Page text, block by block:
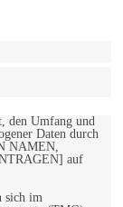
den Umfang und
Daten durch
NAMEN,
auf
sich im